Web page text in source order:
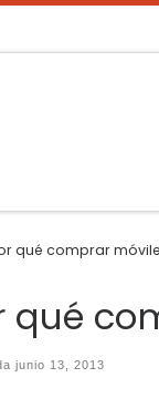
qué comprar
qué
junio 13, 2013